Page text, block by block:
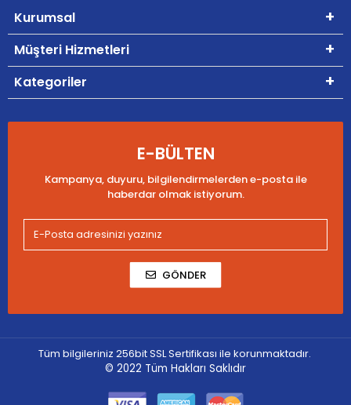
Kurumsal
Müşteri Hizmetleri
Kategoriler
E-BÜLTEN
Kampanya, duyuru, bilgilendirmelerden e-posta ile
haberdar olmak istiyorum.
GÖNDER
Tüm bilgileriniz 256bit SSL Sertifikası ile korunmaktadır.
© 2022 Tüm Hakları Saklıdır